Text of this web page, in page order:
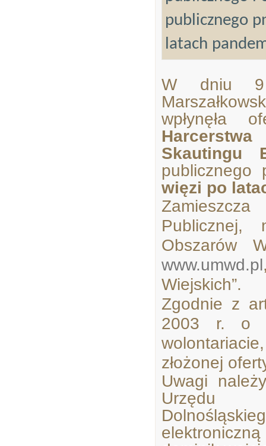
publicznego
latach
W dniu 9
wpłynęła
Skautingu
więzi po
Publicznej,
Obszarów
www.umwd.pl
Wiejskich”.
Zgodnie z
2003 r. o
złożonej
Uwagi
Urzędu